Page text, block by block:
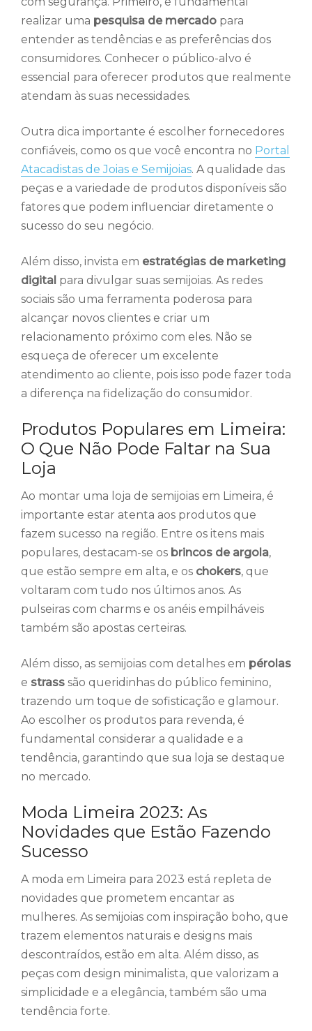
realizar uma pesquisa de mercado para
entender as tendências e as preferências dos
consumidores. Conhecer o público-alvo é
essencial para oferecer produtos que realmente
atendam às suas necessidades.
Outra dica importante é escolher fornecedores
confiáveis, como os que você encontra no Portal
Atacadistas de Joias e Semijoias. A qualidade das
peças e a variedade de produtos disponíveis são
fatores que podem influenciar diretamente o
sucesso do seu negócio.
Além disso, invista em estratégias de marketing
digital para divulgar suas semijoias. As redes
sociais são uma ferramenta poderosa para
alcançar novos clientes e criar um
relacionamento próximo com eles. Não se
esqueça de oferecer um excelente
atendimento ao cliente, pois isso pode fazer toda
a diferença na fidelização do consumidor.
Produtos Populares em Limeira:
O Que Não Pode Faltar na Sua
Loja
Ao montar uma loja de semijoias em Limeira, é
importante estar atenta aos produtos que
fazem sucesso na região. Entre os itens mais
populares, destacam-se os brincos de argola,
que estão sempre em alta, e os chokers, que
voltaram com tudo nos últimos anos. As
pulseiras com charms e os anéis empilháveis
também são apostas certeiras.
Além disso, as semijoias com detalhes em pérolas
e strass são queridinhas do público feminino,
trazendo um toque de sofisticação e glamour.
Ao escolher os produtos para revenda, é
fundamental considerar a qualidade e a
tendência, garantindo que sua loja se destaque
no mercado.
Moda Limeira 2023: As
Novidades que Estão Fazendo
Sucesso
A moda em Limeira para 2023 está repleta de
novidades que prometem encantar as
mulheres. As semijoias com inspiração boho, que
trazem elementos naturais e designs mais
descontraídos, estão em alta. Além disso, as
peças com design minimalista, que valorizam a
simplicidade e a elegância, também são uma
tendência forte.